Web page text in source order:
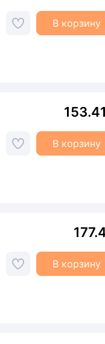
В корзину
153.41
В корзину
В корзину